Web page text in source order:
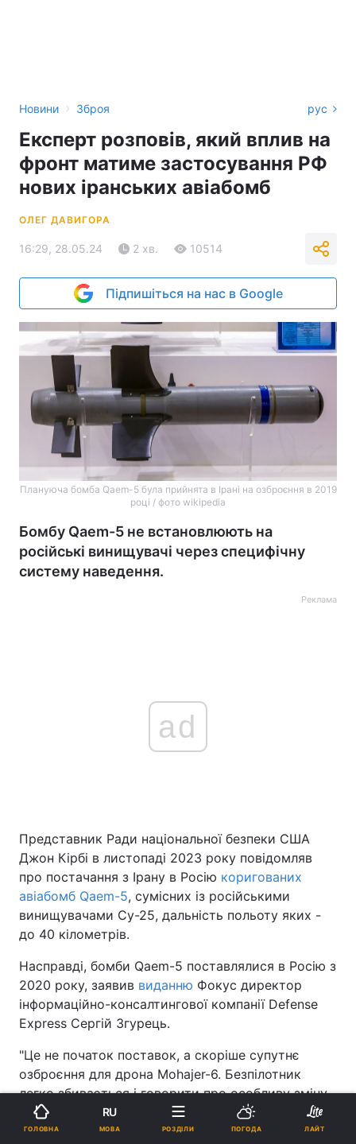
Новини › Зброя рус
Експерт розповів, який вплив на
фронт матиме застосування РФ
нових іранських авіабомб
ОЛЕГ ДАВИГОРА
16:29, 28.05.24 2 хв. 10514
Підпишіться на нас в Google
Плануюча бомба Qaem-5 була прийнята в Ірані на озброєння в 2019
році / фото wikipedia
Бомбу Qaem-5 не встановлюють на
російські винищувачі через специфічну
систему наведення.
Реклама
ad
Представник Ради національної безпеки США
Джон Кірбі в листопаді 2023 року повідомляв
про постачання з Ірану в Росію коригованих
авіабомб Qaem-5, сумісних із російськими
винищувачами Су-25, дальність польоту яких -
до 40 кілометрів.
Насправді, бомби Qaem-5 поставлялися в Росію з
2020 року, заявив виданню Фокус директор
інформаційно-консалтингової компанії Defense
Express Сергій Згурець.
"Це не початок поставок, а скоріше супутнє
озброєння для дрона Mohajer-6. Безпілотник
легко збивається і говорити про особливу зміну
фронтової ситуації немає сенсу. Кооперація
Тегерана і Москви триває, що підтверджує
ГОЛОВНА
RU
МОВА РОЗДІЛИ ПОГОДА ЛАЙТ